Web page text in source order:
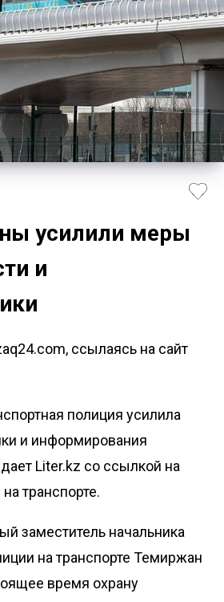
усилили меры
и
ссылаясь на сайт
полиция усилила
и информирования
Liter.kz со ссылкой на
транспорте.
заместитель начальника
на транспорте Темиржан
время охрану